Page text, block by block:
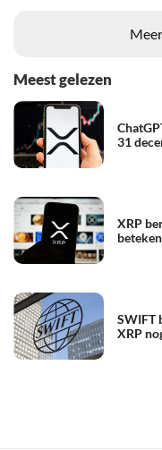
Meest gelezen
31
XRP
SWIFT
XRP